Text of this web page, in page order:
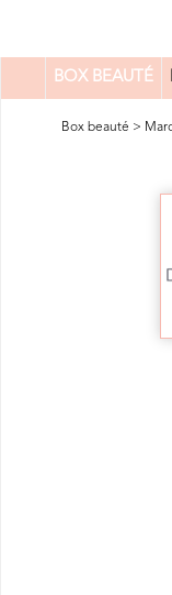
BOX BEAUTÉ
Box beauté >